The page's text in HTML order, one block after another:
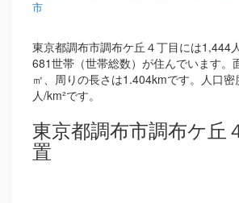
市
東京都調布市調布ケ丘４丁目には1,444
681世帯（世帯総数）が住んでいます。
㎡、周りの長さは1.404kmです。人口
人/km²です。
東京都調布市調布ケ丘
置